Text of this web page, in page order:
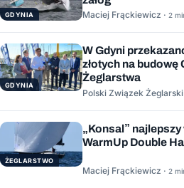
GDYNIA Maciej Frąckiewicz · 2
GDYNIA
W Gdyni
złotych na budowę
Żeglarstwa
Polski Związek Żeglarski
ŻEGLARSTWO
„Konsal”
WarmUp Double
Maciej Frąckiewicz · 2